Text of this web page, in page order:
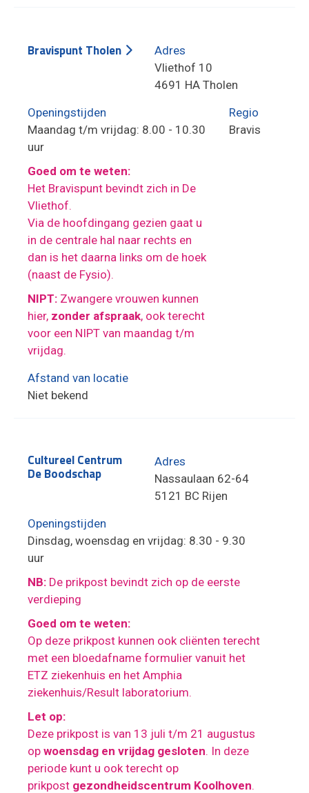
Bravispunt Tholen
Adres
Vliethof 10
4691 HA Tholen
Openingstijden
Maandag t/m vrijdag: 8.00 - 10.30
uur
Goed om te weten:
Het Bravispunt bevindt zich in De
Vliethof.
Via de hoofdingang gezien gaat u
in de centrale hal naar rechts en
dan is het daarna links om de hoek
(naast de Fysio).
NIPT: Zwangere vrouwen kunnen
hier, zonder afspraak, ook terecht
voor een NIPT van maandag t/m
vrijdag.
Regio
Bravis
Afstand van locatie
Niet bekend
Cultureel Centrum
De Boodschap
Adres
Nassaulaan 62-64
5121 BC Rijen
Openingstijden
Dinsdag, woensdag en vrijdag: 8.30 - 9.30
uur
NB: De prikpost bevindt zich op de eerste
verdieping
Goed om te weten:
Op deze prikpost kunnen ook cliënten terecht
met een bloedafname formulier vanuit het
ETZ ziekenhuis en het Amphia
ziekenhuis/Result laboratorium.
Let op:
Deze prikpost is van 13 juli t/m 21 augustus
op woensdag en vrijdag gesloten. In deze
periode kunt u ook terecht op
prikpost gezondheidscentrum Koolhoven.